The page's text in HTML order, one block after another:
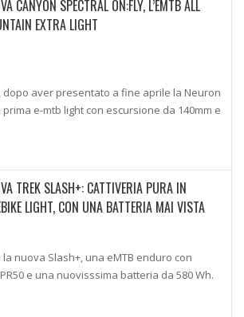
CANYON SPECTRAL ON:FLY, L’EMTB ALL
EXTRA LIGHT
dopo aver presentato a fine aprile la Neuron
prima e-mtb light con escursione da 140mm e
TREK SLASH+: CATTIVERIA PURA IN
LIGHT, CON UNA BATTERIA MAI VISTA
nuova Slash+, una eMTB enduro con
e una nuovisssima batteria da 580 Wh.